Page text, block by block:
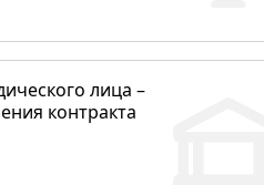
лица –
контракта